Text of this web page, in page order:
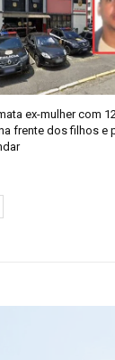
ex-mulher com
frente dos filhos e